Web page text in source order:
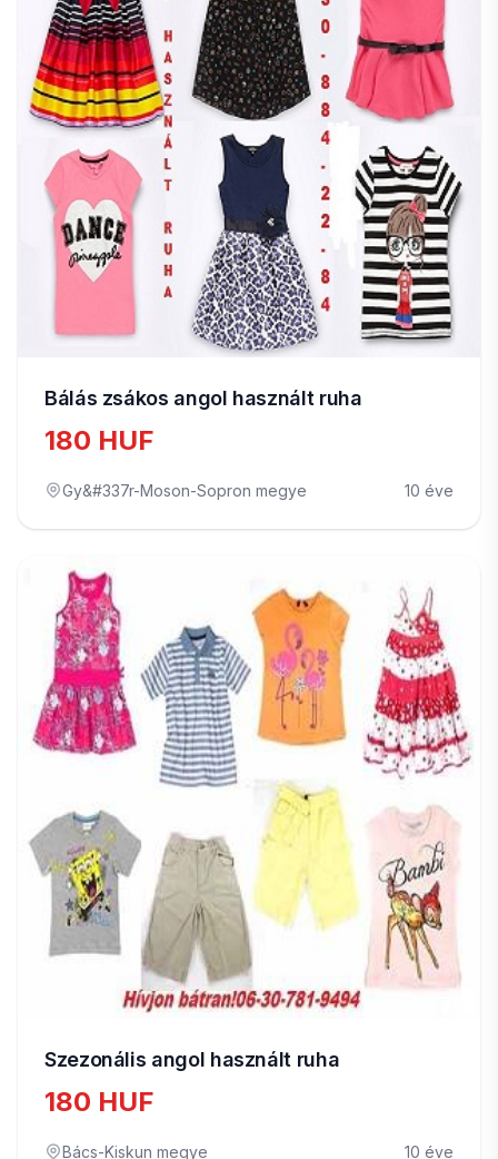
Bálás zsákos angol használt ruha
180 HUF
Gy&#337r-Moson-Sopron megye 10 éve
Szezonális angol használt ruha
180 HUF
Bács-Kiskun megye 10 éve